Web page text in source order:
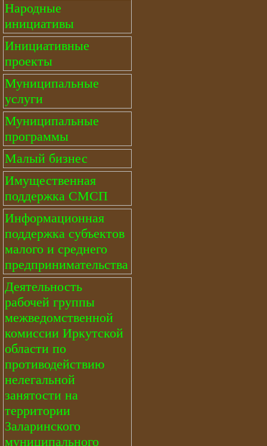
Народные
инициативы
Инициативные
проекты
Муниципальные
услуги
Муниципальные
программы
Малый бизнес
Имущественная
поддержка СМСП
Информационная
поддержка субъектов
малого и среднего
предпринимательства
Деятельность
рабочей группы
межведомственной
комиссии Иркутской
области по
противодействию
нелегальной
занятости на
территории
Заларинского
муниципального